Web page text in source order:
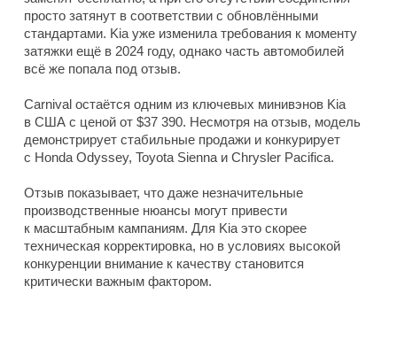
просто затянут в соответствии с обновлёнными
стандартами. Kia уже изменила требования к моменту
затяжки ещё в 2024 году, однако часть автомобилей
всё же попала под отзыв.
Carnival остаётся одним из ключевых минивэнов Kia
в США с ценой от $37 390. Несмотря на отзыв, модель
демонстрирует стабильные продажи и конкурирует
с Honda Odyssey, Toyota Sienna и Chrysler Pacifica.
Отзыв показывает, что даже незначительные
производственные нюансы могут привести
к масштабным кампаниям. Для Kia это скорее
техническая корректировка, но в условиях высокой
конкуренции внимание к качеству становится
критически важным фактором.